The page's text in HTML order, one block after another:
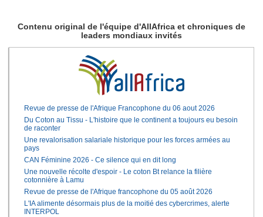
Contenu original de l'équipe d'AllAfrica et chroniques de
leaders mondiaux invités
Revue de presse de l'Afrique Francophone du 06 aout 2026
Du Coton au Tissu - L'histoire que le continent a toujours eu besoin
de raconter
Une revalorisation salariale historique pour les forces armées au
pays
CAN Féminine 2026 - Ce silence qui en dit long
Une nouvelle récolte d'espoir - Le coton Bt relance la filière
cotonnière à Lamu
Revue de presse de l'Afrique francophone du 05 août 2026
L'IA alimente désormais plus de la moitié des cybercrimes, alerte
INTERPOL